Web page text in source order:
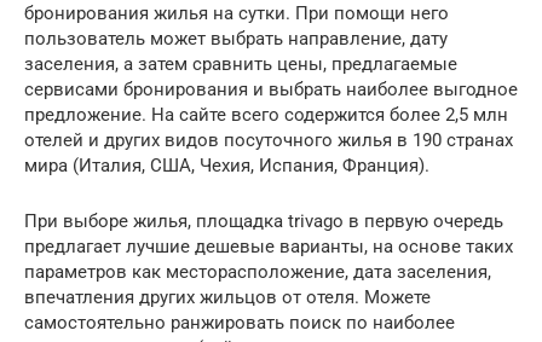
бронирования жилья на сутки. При помощи него
пользователь может выбрать направление, дату
заселения, а затем сравнить цены, предлагаемые
сервисами бронирования и выбрать наиболее выгодное
предложение. На сайте всего содержится более 2,5 млн
отелей и других видов посуточного жилья в 190 странах
мира (Италия, США, Чехия, Испания, Франция).
При выборе жилья, площадка trivago в первую очередь
предлагает лучшие дешевые варианты, на основе таких
параметров как месторасположение, дата заселения,
впечатления других жильцов от отеля. Можете
самостоятельно ранжировать поиск по наиболее